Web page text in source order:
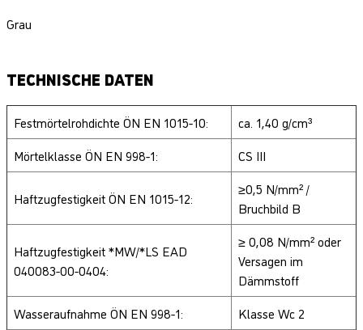
Grau
TECHNISCHE DATEN
Festmörtelrohdichte ÖN EN 1015-10:
ca. 1,40 g/cm³
Mörtelklasse ÖN EN 998-1:
CS III
Haftzugfestigkeit ÖN EN 1015-12:
≥0,5 N/mm² /
Bruchbild B
Haftzugfestigkeit *MW/*LS EAD
040083-00-0404:
≥ 0,08 N/mm² oder
Versagen im
Dämmstoff
Wasseraufnahme ÖN EN 998-1:
Klasse Wc 2